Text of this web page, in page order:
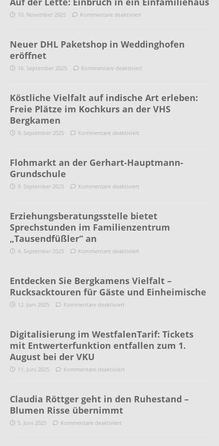
10. November 2025 Kommentare deaktiviert
Neuer DHL Paketshop in Weddinghofen
eröffnet
16. September 2025 Kommentare deaktiviert
Köstliche Vielfalt auf indische Art erleben:
Freie Plätze im Kochkurs an der VHS
Bergkamen
9. September 2025 Kommentare deaktiviert
Flohmarkt an der Gerhart-Hauptmann-
Grundschule
9. September 2025 Kommentare deaktiviert
Erziehungsberatungsstelle bietet
Sprechstunden im Familienzentrum
„Tausendfüßler“ an
4. September 2025 Kommentare deaktiviert
Entdecken Sie Bergkamens Vielfalt –
Rucksacktouren für Gäste und Einheimische
12. Juni 2025 Kommentare deaktiviert
Digitalisierung im WestfalenTarif: Tickets
mit Entwerterfunktion entfallen zum 1.
August bei der VKU
11. Juni 2025 Kommentare deaktiviert
Claudia Röttger geht in den Ruhestand –
Blumen Risse übernimmt
5. Juni 2025 Kommentare deaktiviert